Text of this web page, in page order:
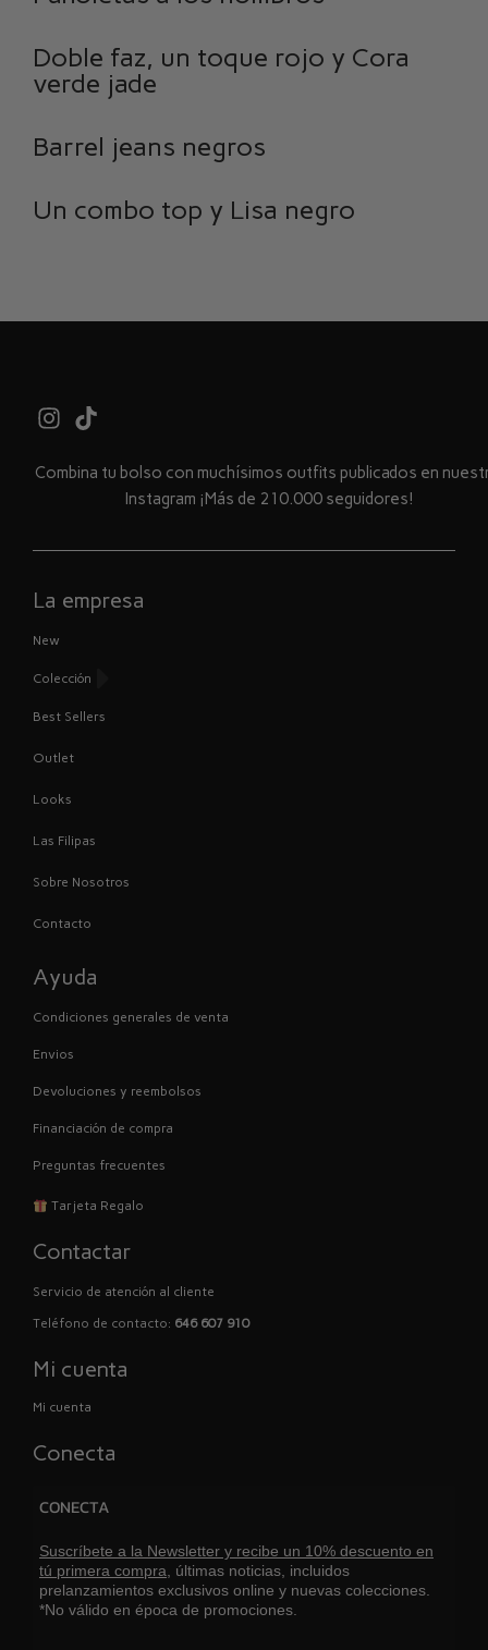
Doble faz, un toque rojo y Cora
verde jade
Barrel jeans negros
Un combo top y Lisa negro
Combina tu bolso con muchísimos outfits publicados en
Instagram ¡Más de 210.000 seguidores!
La empresa
New
Colección
Best Sellers
Outlet
Looks
Las Filipas
Sobre Nosotros
Contacto
Ayuda
Condiciones generales de venta
Envios
Devoluciones y reembolsos
Financiación de compra
Preguntas frecuentes
Tarjeta Regalo
Contactar
Servicio de atención al cliente
Teléfono de contacto: 646 607 910
Mi cuenta
Mi cuenta
Conecta
CONECTA
Suscríbete a la Newsletter y recibe un 10% descuento en
tú primera compra, últimas noticias, incluidos
prelanzamientos exclusivos online y nuevas colecciones.
*No válido en época de promociones.